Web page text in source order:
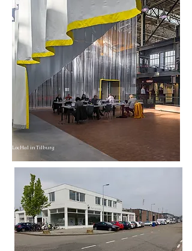
LocHal in Tilburg